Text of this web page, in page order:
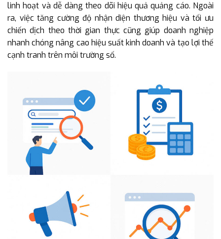
linh hoạt và dễ dàng theo dõi hiệu quả quảng cáo. Ngoài
ra, việc tăng cường độ nhận diện thương hiệu và tối ưu
chiến dịch theo thời gian thực cũng giúp doanh nghiệp
nhanh chóng nâng cao hiệu suất kinh doanh và tạo lợi thế
cạnh tranh trên môi trường số.